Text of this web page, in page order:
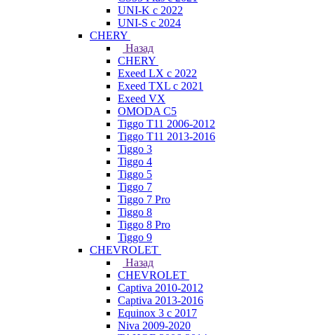
UNI-K с 2022
UNI-S с 2024
CHERY
Назад
CHERY
Exeed LX с 2022
Exeed TXL с 2021
Exeed VX
OMODA C5
Tiggo T11 2006-2012
Tiggo T11 2013-2016
Tiggo 3
Tiggo 4
Tiggo 5
Tiggo 7
Tiggo 7 Pro
Tiggo 8
Tiggo 8 Pro
Tiggo 9
CHEVROLET
Назад
CHEVROLET
Captiva 2010-2012
Captiva 2013-2016
Equinox 3 с 2017
Niva 2009-2020